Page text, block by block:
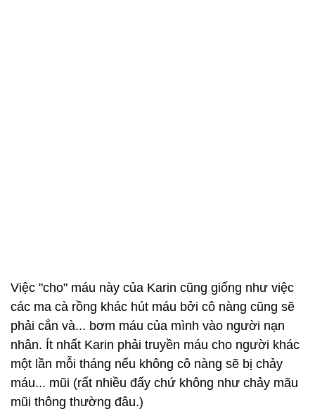
Việc "cho" máu này của Karin cũng giống như việc
các ma cà rồng khác hút máu bởi cô nàng cũng sẽ
phải cắn và... bơm máu của mình vào người nạn
nhân. Ít nhất Karin phải truyền máu cho người khác
một lần mỗi tháng nếu không cô nàng sẽ bị chảy
máu... mũi (rất nhiều đấy chứ không như chảy mãu
mũi thông thường đâu.)